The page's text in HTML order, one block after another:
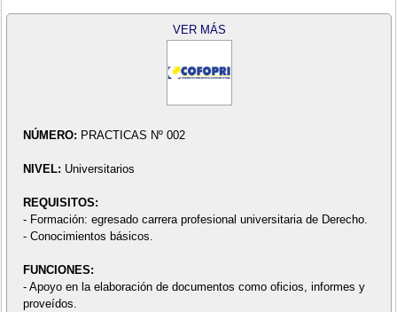
VER MÁS
NÚMERO: PRACTICAS Nº 002
NIVEL: Universitarios
REQUISITOS:
- Formación: egresado carrera profesional universitaria de Derecho.
- Conocimientos básicos.
FUNCIONES:
- Apoyo en la elaboración de documentos como oficios, informes y
proveídos.